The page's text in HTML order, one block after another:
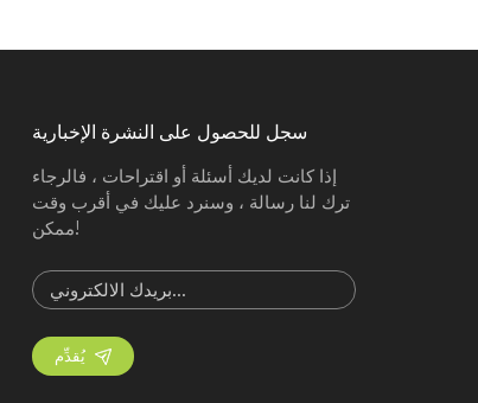
سجل للحصول على النشرة الإخبارية
إذا كانت لديك أسئلة أو اقتراحات ، فالرجاء
ترك لنا رسالة ، وسنرد عليك في أقرب وقت
ممكن!
يُقدِّم